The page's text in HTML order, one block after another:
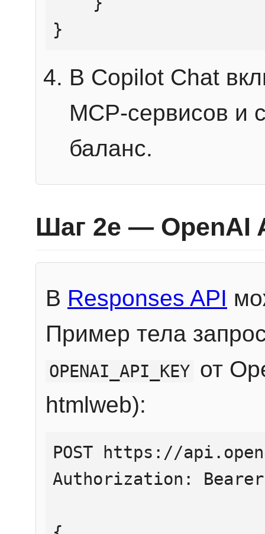
}
В Copilot Chat
MCP-сервисов и
баланс.
Шаг 2e — OpenAI
В Responses API
Пример тела
OPENAI_API_KEY от
htmlweb):
POST https://
Authorization: